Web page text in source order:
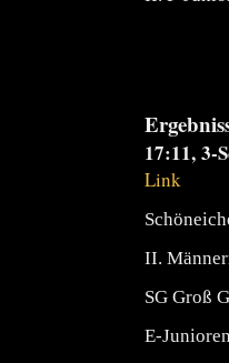
17:11, 3-
Link
II.
SG Groß
E-